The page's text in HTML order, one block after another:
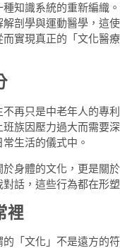
知識系統的重新編織
剖學與運動醫學，這
實現真正的「文化醫療
再只是中老年人的專
族因壓力過大而需要
生活的儀式中。
身體的文化，更是關
話，這些行為都在形
裡
「文化」不是遠方的